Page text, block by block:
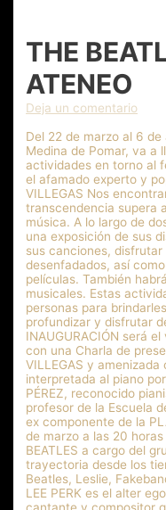
THE
ATENEO
Deja un comentario
Del 22 de marzo al 6
Medina de Pomar, va a
actividades en torno al
el afamado experto y
VILLEGAS Nos
transcendencia supera
música. A lo largo de
una exposición de sus
sus canciones,
desenfadados, así
películas. También
musicales. Estas
personas para
profundizar y disfrutar
INAUGURACIÓN será
con una Charla de
VILLEGAS y amenizada
interpretada al piano por
PÉREZ, reconocido
profesor de la Escuela
ex componente de la
de marzo a las 20
BEATLES a cargo del
trayectoria desde los
Beatles, Leslie,
LEE PERK es el alter
cantante y compositor